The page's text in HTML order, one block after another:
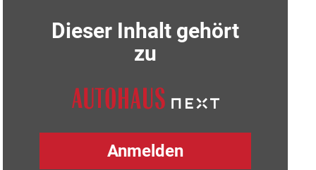
Dieser Inhalt gehört
zu
Anmelden